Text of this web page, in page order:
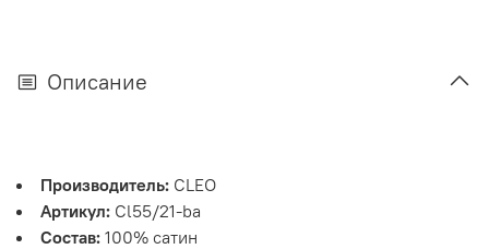
Описание
Производитель: CLEO
Артикул: Cl55/21-ba
Состав: 100% сатин